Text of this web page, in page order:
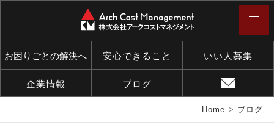
お困りごとの解決へ 安心できること いい人募集
企業情報 ブログ
Home > ブログ